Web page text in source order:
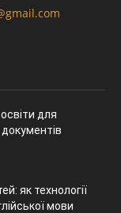
для
як технології
мови